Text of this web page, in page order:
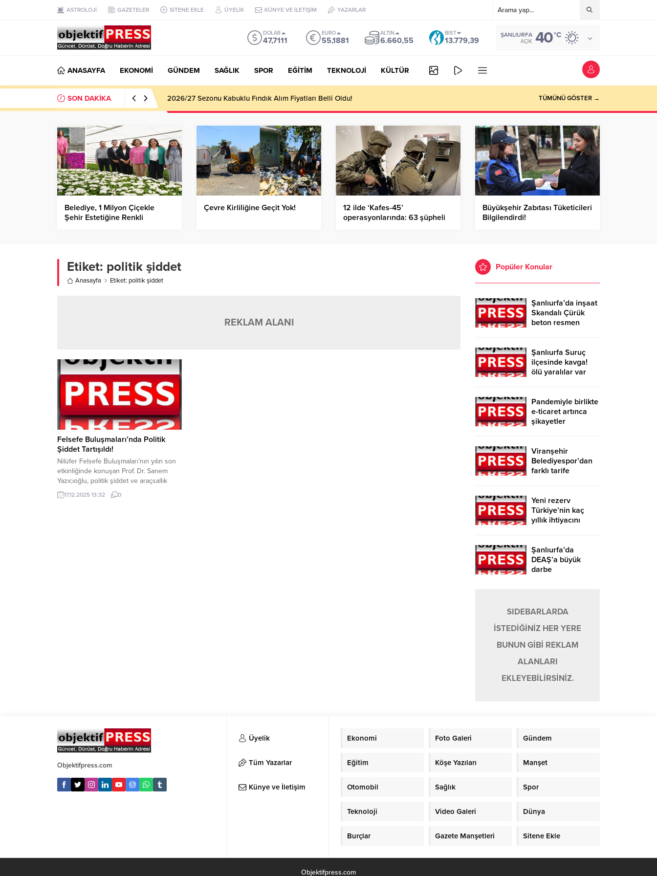
ASTROLOJİ GAZETELER SİTENE EKLE ÜYELİK KÜNYE VE İLETİŞİM YAZARLAR
DOLAR
47,7111
EURO
55,1881
ALTIN
6.660,55
BIST
13.779,39
ŞANLIURFA
AÇIK 40°C
ANASAYFA EKONOMİ GÜNDEM SAĞLIK SPOR EĞİTİM TEKNOLOJİ KÜLTÜR
SON DAKİKA 2026/27 Sezonu Kabuklu Fındık Alım Fiyatları Belli Oldu! TÜMÜNÜ GÖSTER →
Belediye, 1 Milyon Çiçekle
Şehir Estetiğine Renkli
Çevre Kirliliğine Geçit Yok!
12 ilde ‘Kafes-45’
operasyonlarında: 63 şüpheli
Büyükşehir Zabıtası Tüketicileri
Bilgilendirdi!
Etiket: politik şiddet
Anasayfa Etiket: politik şiddet
REKLAM ALANI
Felsefe Buluşmaları’nda Politik
Şiddet Tartışıldı!
Nilüfer Felsefe Buluşmaları’nın yılın son
etkinliğinde konuşan Prof. Dr. Sanem
Yazıcıoğlu, politik şiddet ve araçsallık
kavramlarını ele aldı. Yazıcıoğlu, daha
çoğulcu bir siyasal düzenin korkuyla
17.12.2025 13:32 0
Popüler Konular
Şanlıurfa’da inşaat
Skandalı Çürük
beton resmen
Şanlıurfa Suruç
ilçesinde kavga!
ölü yaralılar var
Pandemiyle birlikte
e-ticaret artınca
şikayetler
Viranşehir
Belediyespor’dan
farklı tarife
Yeni rezerv
Türkiye’nin kaç
yıllık ihtiyacını
Şanlıurfa’da
DEAŞ’a büyük
darbe
SIDEBARLARDA
İSTEDİĞİNİZ HER YERE
BUNUN GİBİ REKLAM
ALANLARI
EKLEYEBİLİRSİNİZ.
Objektifpress.com
Üyelik
Tüm Yazarlar
Künye ve İletişim
Ekonomi Foto Galeri Gündem
Eğitim Köşe Yazıları Manşet
Otomobil Sağlık Spor
Teknoloji Video Galeri Dünya
Burçlar Gazete Manşetleri Sitene Ekle
Objektifpress.com